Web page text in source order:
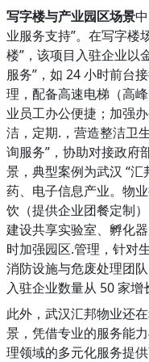
写字楼与产业园区场景
业服务支持”。在写字楼
楼”，该项目入驻企业以
服务”，如 24 小时前台
理，配备高速电梯（高
业员工办公便捷；加强
洁，定期.，营造整洁卫
询服务”，协助对接政府
景，典型案例为武汉 “
药、电子信息产业。物
饮（提供企业团餐定制
建设共享实验室、孵化
时加强园区.管理，针对
消防设施与危废处理团
入驻企业数量从 50 家增
此外，武汉汇邦物业还
景，凭借专业的服务能
理领域的多元化服务提供